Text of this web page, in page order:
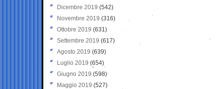
Dicembre 2019 (542)
Novembre 2019 (316)
Ottobre 2019 (631)
Settembre 2019 (617)
Agosto 2019 (639)
Luglio 2019 (654)
Giugno 2019 (598)
Maggio 2019 (527)